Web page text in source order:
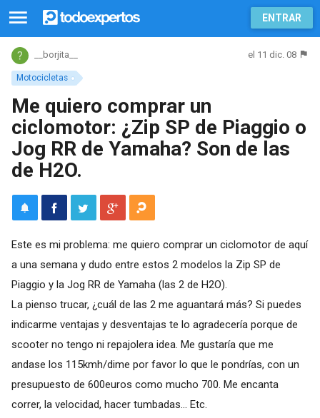
ENTRAR
Motocicletas
__borjita__ el 11 dic. 08
Me quiero comprar un
ciclomotor: ¿Zip SP de Piaggio o
Jog RR de Yamaha? Son de las
de H2O.
Este es mi problema: me quiero comprar un ciclomotor de aquí
a una semana y dudo entre estos 2 modelos la Zip SP de
Piaggio y la Jog RR de Yamaha (las 2 de H2O).
La pienso trucar, ¿cuál de las 2 me aguantará más? Si puedes
indicarme ventajas y desventajas te lo agradecería porque de
scooter no tengo ni repajolera idea. Me gustaría que me
andase los 115kmh/dime por favor lo que le pondrías, con un
presupuesto de 600euros como mucho 700. Me encanta
correr, la velocidad, hacer tumbadas... Etc.